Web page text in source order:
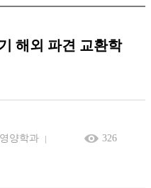
해외 파견 교환학
양학과 326